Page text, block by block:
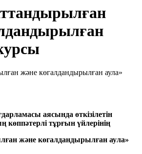
аясында өткізілетін
тұрғын үйлерінің
және көгалдандырылған аула»